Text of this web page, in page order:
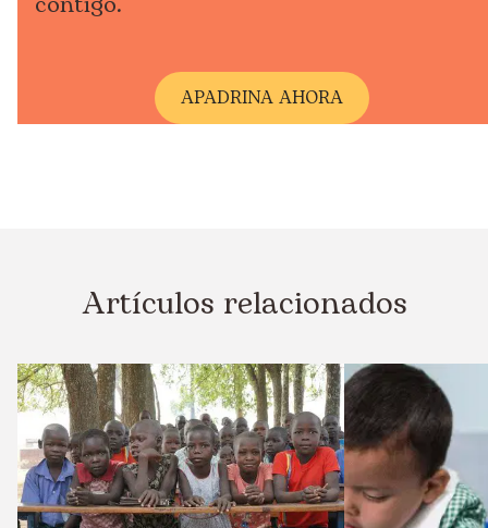
APADRINA AHORA
Artículos relacionados